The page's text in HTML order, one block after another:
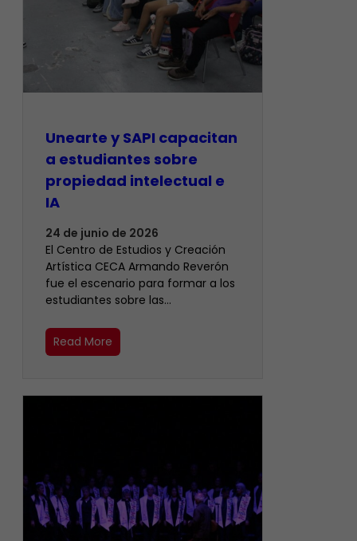
Unearte y SAPI capacitan
a estudiantes sobre
propiedad intelectual e
IA
24 de junio de 2026
El Centro de Estudios y Creación
Artística CECA Armando Reverón
fue el escenario para formar a los
estudiantes sobre las…
Read More